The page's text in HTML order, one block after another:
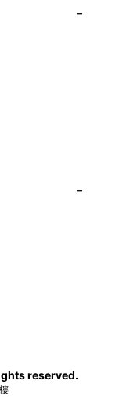
reserved.